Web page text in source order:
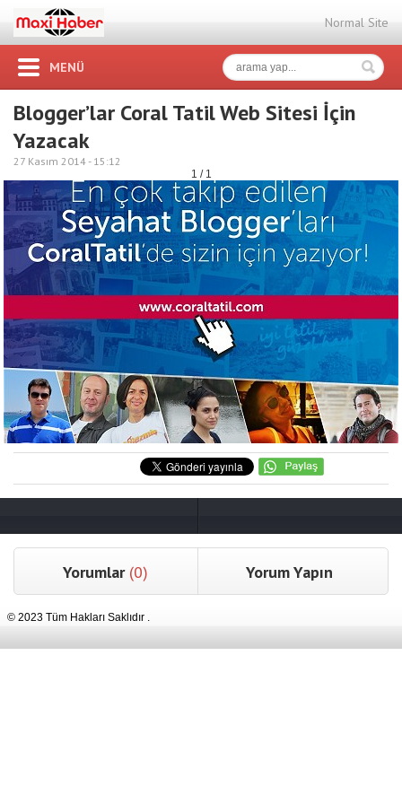
Normal Site
MENÜ
Blogger’lar Coral Tatil Web Sitesi İçin
Yazacak
27 Kasım 2014 - 15:12
1 / 1
Yorumlar (0) Yorum Yapın
© 2023 Tüm Hakları Saklıdır .